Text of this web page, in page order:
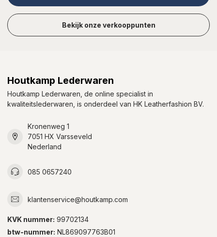
Bekijk onze verkooppunten
Houtkamp Lederwaren
Houtkamp Lederwaren, de online specialist in
kwaliteitslederwaren, is onderdeel van HK Leatherfashion BV.
Kronenweg 1
7051 HX Varsseveld
Nederland
085 0657240
klantenservice@houtkamp.com
KVK nummer: 99702134
btw-nummer: NL869097763B01